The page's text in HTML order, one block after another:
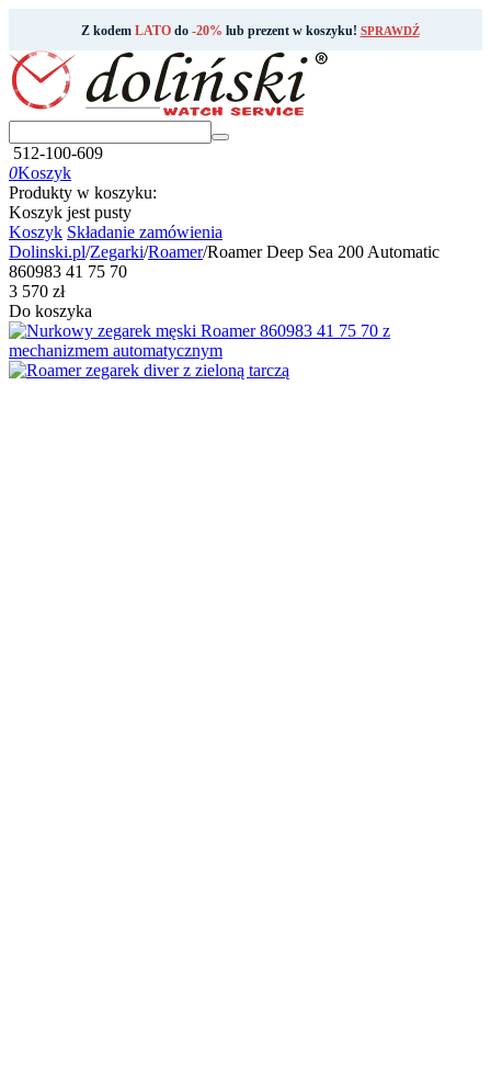
Z kodem LATOdo -20% lub prezent w koszyku! SPRAWDŹ
512-100-609
0Koszyk
Produkty w koszyku:
Koszyk jest pusty
Koszyk Składanie zamówienia
Dolinski.pl/Zegarki/Roamer/Roamer Deep Sea 200 Automatic
860983 41 75 70
‍3 570‍ zł
Do koszyka